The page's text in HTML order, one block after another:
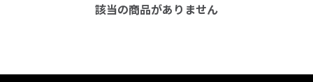
該当の商品がありません